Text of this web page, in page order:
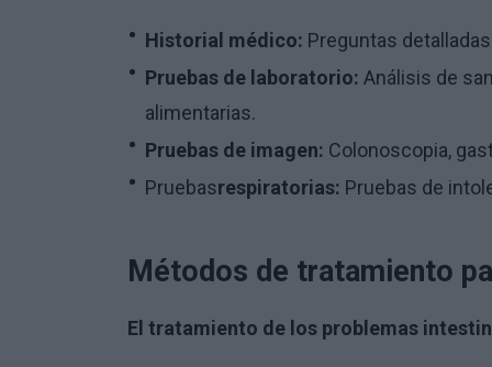
Historial médico: Preguntas
Pruebas de laboratorio: Análisis de
alimentarias.
Pruebas de imagen: Colonoscopia,
Pruebasrespiratorias: Pruebas de
Métodos de tratamiento
El tratamiento de los problemas